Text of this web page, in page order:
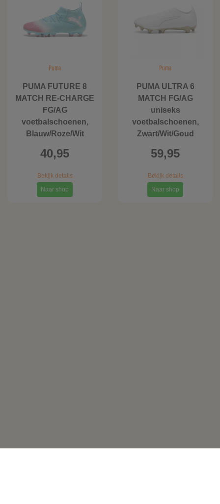
Puma
PUMA FUTURE 8
MATCH RE-CHARGE
FG/AG
voetbalschoenen,
Blauw/Roze/Wit
40,95
Bekijk details
Naar shop
Puma
PUMA ULTRA 6
MATCH FG/AG
uniseks
voetbalschoenen,
Zwart/Wit/Goud
59,95
Bekijk details
Naar shop